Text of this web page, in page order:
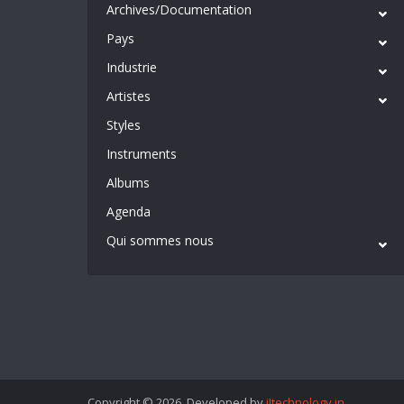
Archives/Documentation
Pays
Industrie
Artistes
Styles
Instruments
Albums
Agenda
Qui sommes nous